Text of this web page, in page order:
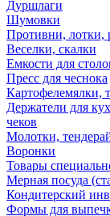
Дуршлаги
Шумовки
Противни, лотки,
Веселки, скалки
Емкости для
Пресс для чеснока
Картофелемялки,
Держатели для
чеков
Молотки,
Воронки
Товары
Мерная посуда
Кондитерский
Формы для